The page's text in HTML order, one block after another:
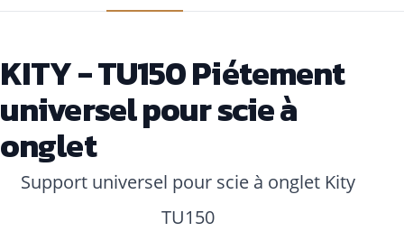
KITY - TU150 Piétement
universel pour scie à
onglet
Support universel pour scie à onglet Kity
TU150